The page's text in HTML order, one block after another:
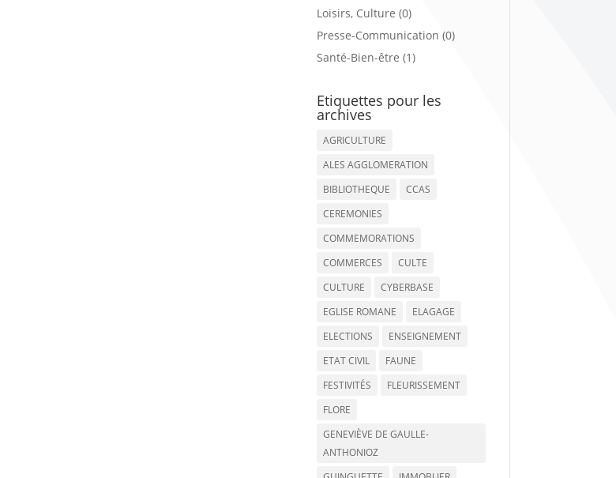
Loisirs, Culture (0)
Presse-Communication (0)
Santé-Bien-être (1)
Etiquettes pour les
archives
AGRICULTURE
ALES AGGLOMERATION
BIBLIOTHEQUE
CCAS
CEREMONIES
COMMEMORATIONS
COMMERCES
CULTE
CULTURE
CYBERBASE
EGLISE ROMANE
ELAGAGE
ELECTIONS
ENSEIGNEMENT
ETAT CIVIL
FAUNE
FESTIVITÉS
FLEURISSEMENT
FLORE
GENEVIÈVE DE GAULLE-
ANTHONIOZ